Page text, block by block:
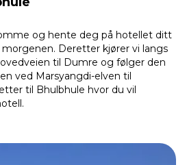
og hente deg på hotellet ditt
Deretter kjører vi langs
til Dumre og følger den
ved Marsyangdi-elven til
til Bhulbhule hvor du vil